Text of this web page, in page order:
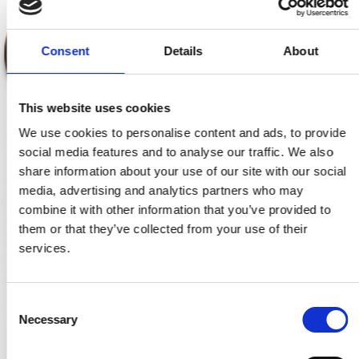
Consent Details About
This website uses cookies
We use cookies to personalise content and ads, to provide
social media features and to analyse our traffic. We also
share information about your use of our site with our social
media, advertising and analytics partners who may
combine it with other information that you’ve provided to
them or that they’ve collected from your use of their
services.
Necessary